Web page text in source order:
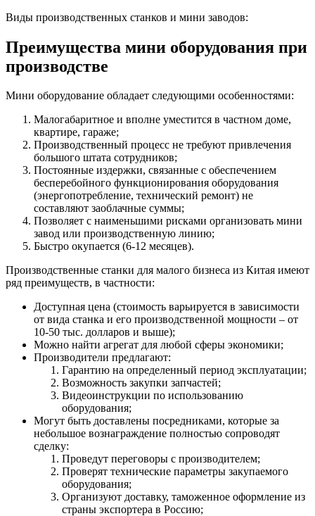
Виды производственных станков и мини заводов:
Преимущества мини оборудования при
производстве
Мини оборудование обладает следующими особенностями:
Малогабаритное и вполне уместится в частном доме,
квартире, гараже;
Производственный процесс не требуют привлечения
большого штата сотрудников;
Постоянные издержки, связанные с обеспечением
бесперебойного функционирования оборудования
(энергопотребление, технический ремонт) не
составляют заоблачные суммы;
Позволяет с наименьшими рисками организовать мини
завод или производственную линию;
Быстро окупается (6-12 месяцев).
Производственные станки для малого бизнеса из Китая имеют
ряд преимуществ, в частности:
Доступная цена (стоимость варьируется в зависимости
от вида станка и его производственной мощности – от
10-50 тыс. долларов и выше);
Можно найти агрегат для любой сферы экономики;
Производители предлагают:
Гарантию на определенный период эксплуатации;
Возможность закупки запчастей;
Видеоинструкции по использованию
оборудования;
Могут быть доставлены посредниками, которые за
небольшое вознаграждение полностью сопроводят
сделку:
Проведут переговоры с производителем;
Проверят технические параметры закупаемого
оборудования;
Организуют доставку, таможенное оформление из
страны экспортера в Россию;